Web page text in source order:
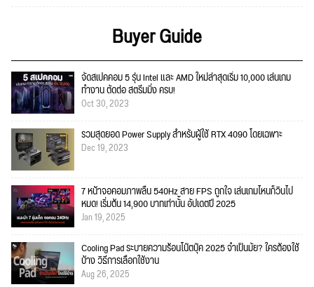
Buyer Guide
จัดสเปคคอม 5 รุ่น Intel และ AMD ใหม่ล่าสุดเริ่ม 10,000 เล่นเกม
ทำงาน ตัดต่อ สตรีมมิ่ง ครบ!
Oct 30, 2023
รวมสุดยอด Power Supply สำหรับผู้ใช้ RTX 4090 โดยเฉพาะ
Dec 19, 2023
7 หน้าจอคอมภาพลื่น 540Hz สาย FPS ถูกใจ เล่นเกมไหนก็วินไป
หมด! เริ่มต้น 14,900 บาทเท่านั้น อัปเดตปี 2025
Jan 19, 2025
Cooling Pad ระบายความร้อนโน๊ตบุ๊ค 2025 จำเป็นมั้ย? ใครต้องใช้
บ้าง วิธีการเลือกใช้งาน
Aug 26, 2025